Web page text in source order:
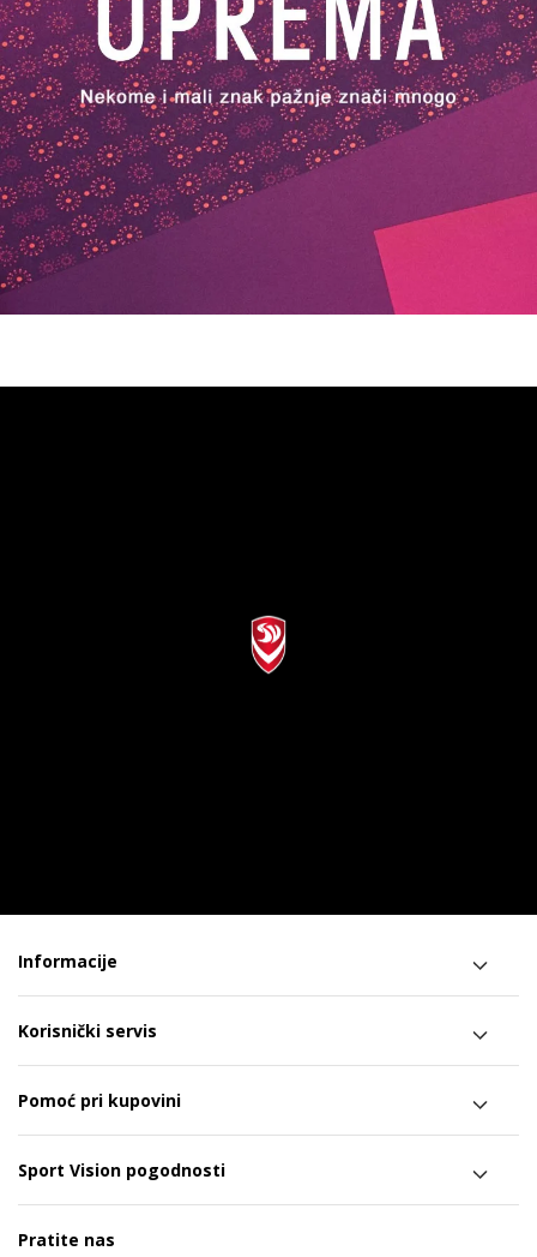
Informacije
Korisnički servis
Pomoć pri kupovini
Sport Vision pogodnosti
Pratite nas